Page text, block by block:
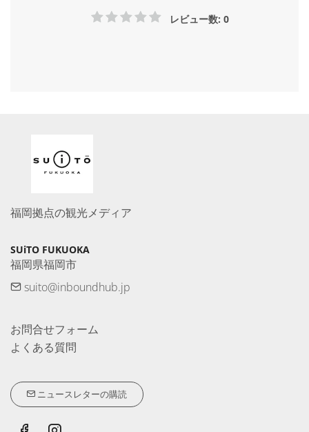
レビュー数: 0
福岡拠点の観光メディア
SUiTO FUKUOKA
福岡県福岡市
suito@inboundhub.jp
お問合せフォーム
よくある質問
ニュースレターの購読